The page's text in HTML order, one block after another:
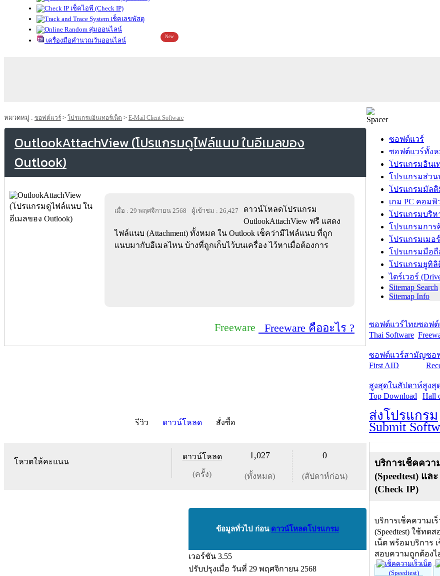
เช็คไอพี (Check IP)
เช็คเลขพัสดุ
สุ่มออนไลน์
เครื่องมือคำนวณวันออนไลน์
New
หมวดหมู่ : ซอฟต์แวร์ > โปรแกรมอินเทอร์เน็ต > E-Mail Client Software
OutlookAttachView (โปรแกรมดูไฟล์แนบ ในอีเมลของ
Outlook)
เมื่อ : 29 พฤศจิกายน 2568 ผู้เข้าชม : 26,427
ดาวน์โหลดโปรแกรม
OutlookAttachView ฟรี แสดง
ไฟล์แนบ (Attachment) ทั้งหมด ใน Outlook เช็คว่ามีไฟล์แนบ ที่ถูก
แนบมากับอีเมลไหน บ้างที่ถูกเก็บไว้บนเครื่อง ไว้หาเมื่อต้องการ
Freeware Freeware คืออะไร ?
รีวิว ดาวน์โหลด สั่งซื้อ
โหวตให้คะแนน
ดาวน์โหลด
(ครั้ง)
1,027
(ทั้งหมด)
0
(สัปดาห์ก่อน)
ข้อมูลทั่วไป ก่อน ดาวน์โหลดโปรแกรม
เวอร์ชัน 3.55
ปรับปรุงเมื่อ วันที่ 29 พฤศจิกายน 2568
ซอฟต์แวร์
ซอฟต์แวร์ทั้ง
โปรแกรมอินเ
โปรแกรมส่ว
โปรแกรมมัลติ
เกม PC คอมพิ
โปรแกรมบริห
โปรแกรมการ
โปรแกรมเมอร์
โปรแกรมมือถื
โปรแกรมยูทิลิ
ไดร์เวอร์
Sitemap Search
Sitemap Info
ซอฟต์แวร์ไทย
Thai Software
ซอฟต์
ซอฟต์แวร์สามัญ
First AID
ซอ
สูงสุดในสัปดาห์
Top Download
สูงสุ
Hall
ส่งโปรแกรม
Submit
บริการเช็คควา
(Speedtest) แล
(Check IP)
บริการเช็คความเร็
(Speedtest) ใช้ทด
เน็ต พร้อมบริการ
สอบความถูกต้อง